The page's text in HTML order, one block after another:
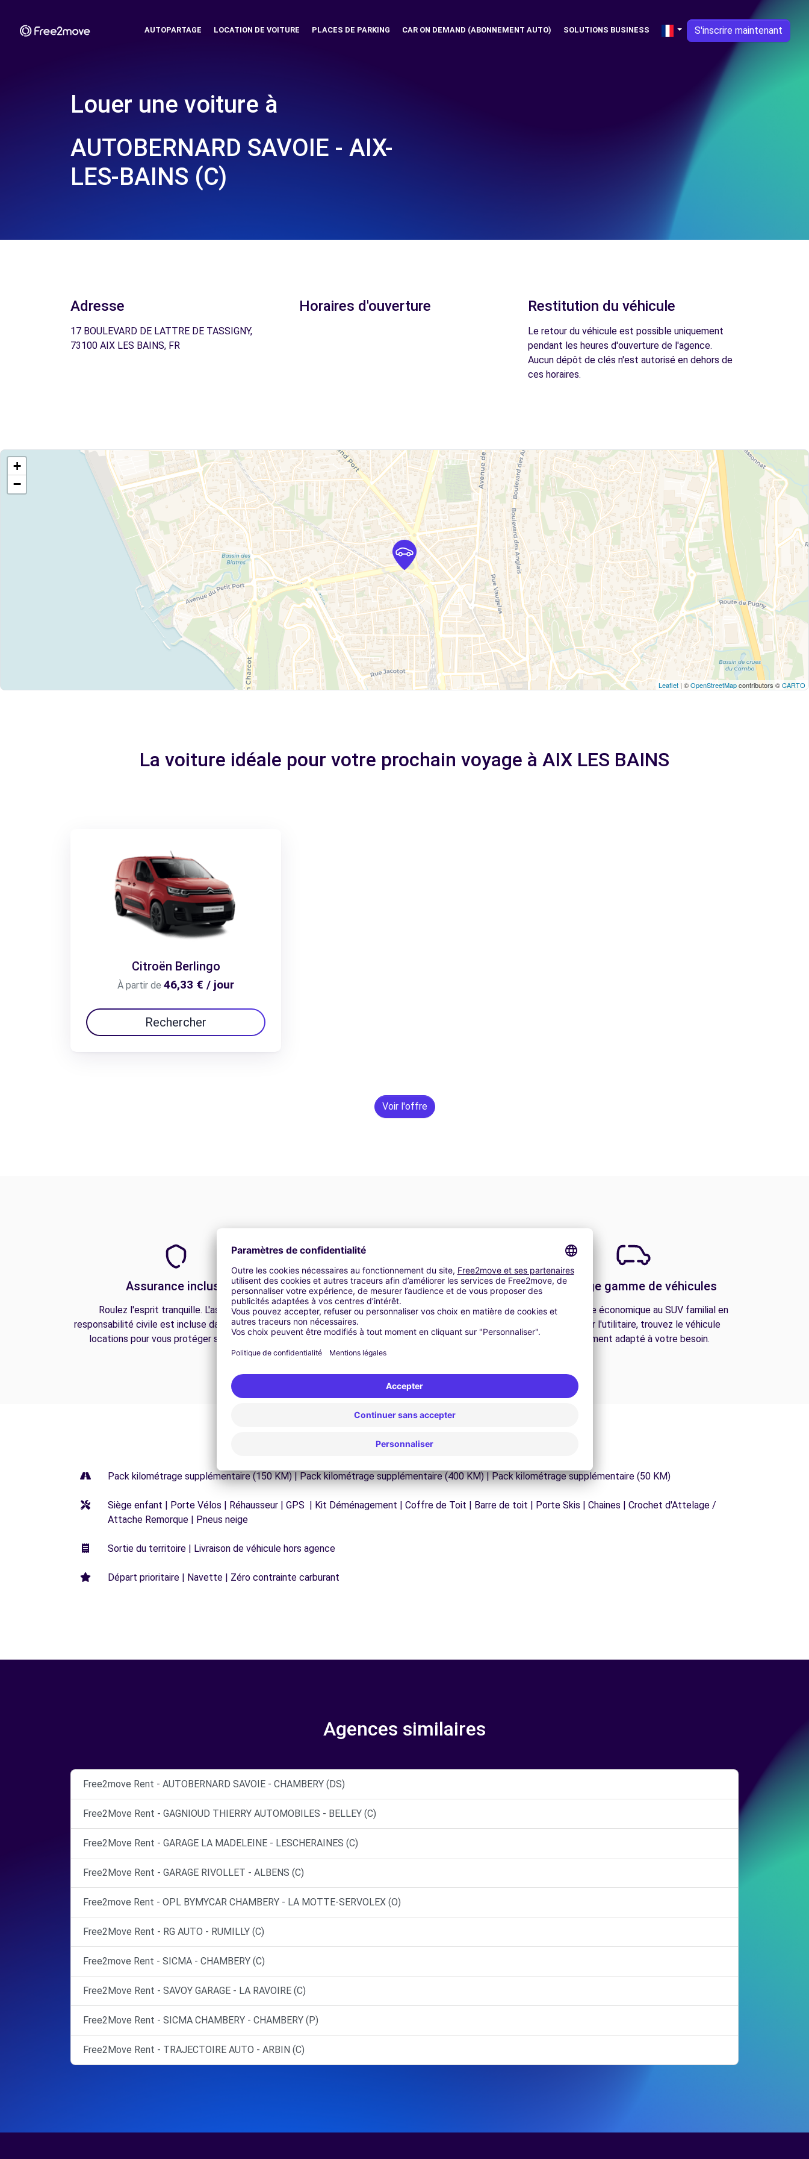
AUTOPARTAGE LOCATION DE VOITURE PLACES DE PARKING CAR ON DEMAND (ABONNEMENT AUTO) SOLUTIONS BUSINESS S'inscrire maintenant
Louer une voiture à
AUTOBERNARD SAVOIE - AIX-
LES-BAINS (C)
Adresse
17 BOULEVARD DE LATTRE DE TASSIGNY,
73100 AIX LES BAINS, FR
Horaires d'ouverture Restitution du véhicule
Le retour du véhicule est possible uniquement
pendant les heures d'ouverture de l'agence.
Aucun dépôt de clés n'est autorisé en dehors de
ces horaires.
+
−
Leaflet | ©OpenStreetMapcontributors ©CARTO
La voiture idéale pour votre prochain voyage à AIX LES BAINS
Citroën Berlingo
À partir de 46,33 € / jour
Rechercher
Voir l'offre
Assurance incluse
Roulez l'esprit tranquille. L'assurance
responsabilité civile est incluse dans toutes nos
locations pour vous protéger sur la route.
Assistance 24h/24 et 7j/7
Un problème sur la route ? Notre service
d'assistance est disponible à tout moment pour
vous garantir un voyage sans interruption.
Une large gamme de véhicules
De la citadine économique au SUV familial en
passant par l'utilitaire, trouvez le véhicule
parfaitement adapté à votre besoin.
Pack kilométrage supplémentaire (150 KM) | Pack kilométrage supplémentaire (400 KM) | Pack kilométrage supplémentaire (50 KM)
Siège enfant | Porte Vélos | Réhausseur | GPS | Kit Déménagement | Coffre de Toit | Barre de toit | Porte Skis | Chaines | Crochet d'Attelage /
Attache Remorque | Pneus neige
Sortie du territoire | Livraison de véhicule hors agence
Départ prioritaire | Navette | Zéro contrainte carburant
Agences similaires
Free2move Rent - AUTOBERNARD SAVOIE - CHAMBERY (DS)
Free2Move Rent - GAGNIOUD THIERRY AUTOMOBILES - BELLEY (C)
Free2Move Rent - GARAGE LA MADELEINE - LESCHERAINES (C)
Free2Move Rent - GARAGE RIVOLLET - ALBENS (C)
Free2move Rent - OPL BYMYCAR CHAMBERY - LA MOTTE-SERVOLEX (O)
Free2Move Rent - RG AUTO - RUMILLY (C)
Free2move Rent - SICMA - CHAMBERY (C)
Free2Move Rent - SAVOY GARAGE - LA RAVOIRE (C)
Free2Move Rent - SICMA CHAMBERY - CHAMBERY (P)
Free2Move Rent - TRAJECTOIRE AUTO - ARBIN (C)